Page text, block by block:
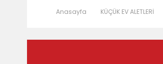
Anasayfa KÜÇÜK EV ALETLERİ